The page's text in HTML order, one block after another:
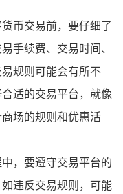
币交易前，要仔细了
手续费、交易时间、
规则可能会有所不
适的交易平台，就像
场的规则和优惠活
，要遵守交易平台的
违反交易规则，可能